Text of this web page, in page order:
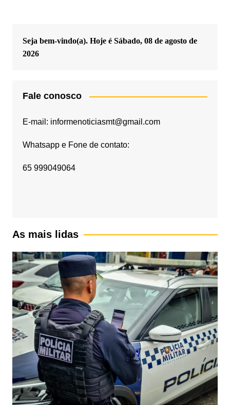
Seja bem-vindo(a). Hoje é Sábado, 08 de agosto de
2026
Fale conosco
E-mail: informenoticiasmt@gmail.com
Whatsapp e Fone de contato:
65 999049064
As mais lidas